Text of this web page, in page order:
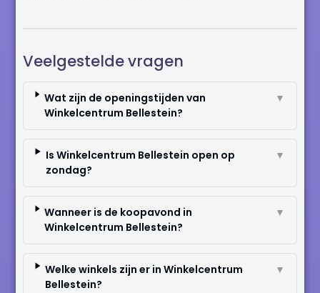
Veelgestelde vragen
Wat zijn de openingstijden van
Winkelcentrum Bellestein?
▼
Is Winkelcentrum Bellestein open op
zondag?
▼
Wanneer is de koopavond in
Winkelcentrum Bellestein?
▼
Welke winkels zijn er in Winkelcentrum
Bellestein?
▼